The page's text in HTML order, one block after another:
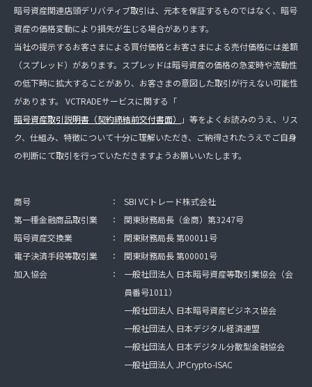
暗号資産関連店頭デリバティブ取引は、元本を保証するものではなく、暗号
資産の価格変動により損失が生じる場合があります。
当社の提示するお客さまによる買付価格とお客さまによる売付価格には差額
（スプレッド）があります。スプレッドは暗号資産の価格の急変時や流動性
の低下時に拡大することがあり、お客さまの意図した取引が行えない可能性
があります。 VCTRADEサービスに関する「
暗号資産取引説明書（契約締結前交付書面）
」等をよくお読みのうえ、リス
ク、仕組み、特徴について十分に理解いただき、ご納得されたうえでご自身
の判断にて取引を行っていただきますようお願いいたします。
商号 ：
SBI VCトレード株式会社
第一種金融商品取引業
：
関東財務局長（金商）第3247号
暗号資産交換業
：
関東財務局長 第00011号
電子決済手段等取引業
：
関東財務局長 第00001号
加入協会
：
一般社団法人 日本暗号資産等取引業協会（会
員番号1011）
一般社団法人 日本暗号資産ビジネス協会
一般社団法人 日本デジタル経済連盟
一般社団法人 日本デジタル分散型金融協会
一般社団法人 JPCrypto-ISAC